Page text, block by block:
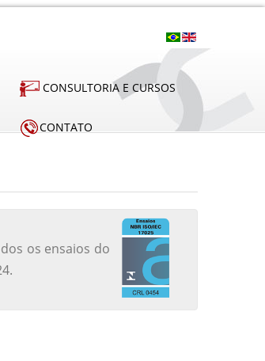
CONSULTORIA E CURSOS
CONTATO
os ensaios do